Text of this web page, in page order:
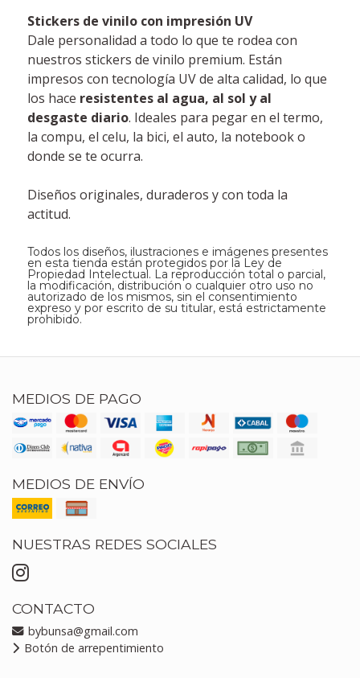
Stickers de vinilo con impresión UV
Dale personalidad a todo lo que te rodea con
nuestros stickers de vinilo premium. Están
impresos con tecnología UV de alta calidad, lo que
los hace resistentes al agua, al sol y al
desgaste diario. Ideales para pegar en el termo,
la compu, el celu, la bici, el auto, la notebook o
donde se te ocurra.
Diseños originales, duraderos y con toda la
actitud.
Todos los diseños, ilustraciones e imágenes presentes
en esta tienda están protegidos por la Ley de
Propiedad Intelectual. La reproducción total o parcial,
la modificación, distribución o cualquier otro uso no
autorizado de los mismos, sin el consentimiento
expreso y por escrito de su titular, está estrictamente
prohibido.
MEDIOS DE PAGO
MEDIOS DE ENVÍO
NUESTRAS REDES SOCIALES
CONTACTO
bybunsa@gmail.com
Botón de arrepentimiento